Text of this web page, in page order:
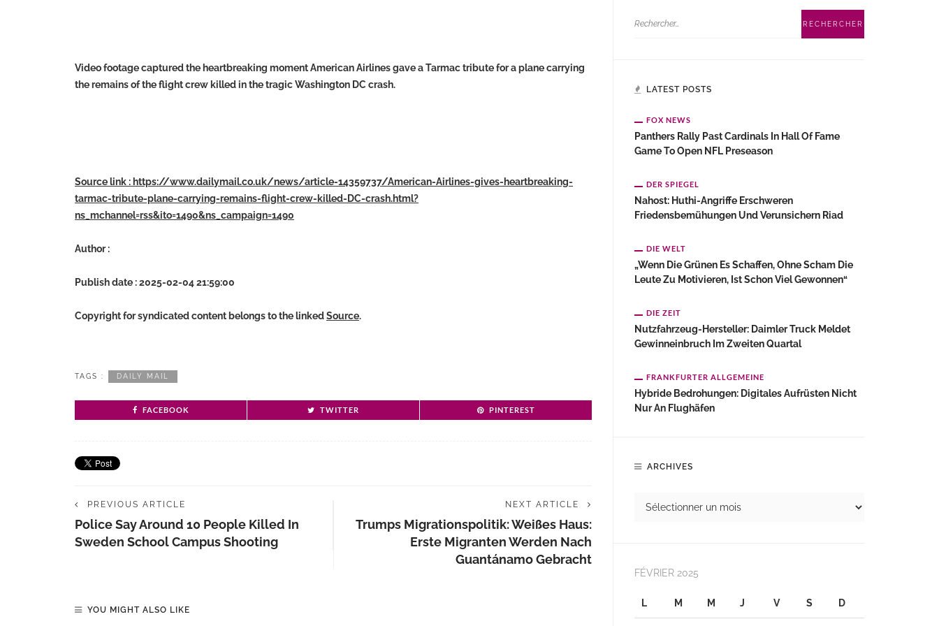
Video footage captured the heartbreaking moment American Airlines gave a Tarmac tribute for a plane carrying
the remains of the flight crew killed in the tragic Washington DC crash.
Source link : https://www.dailymail.co.uk/news/article-14359737/American-Airlines-gives-heartbreaking-
tarmac-tribute-plane-carrying-remains-flight-crew-killed-DC-crash.html?
ns_mchannel=rss&ito=1490&ns_campaign=1490
Author :
Publish date : 2025-02-04 21:59:00
Copyright for syndicated content belongs to the linkedSource.
TAGS : DAILY MAIL
FACEBOOK TWITTER PINTEREST
PREVIOUS ARTICLE
Police Say Around 10 People Killed In
Sweden School Campus Shooting
NEXT ARTICLE
Trumps Migrationspolitik: Weißes Haus:
Erste Migranten Werden Nach
Guantánamo Gebracht
YOU MIGHT ALSO LIKE
LATEST POSTS
FOX NEWS
Panthers Rally Past Cardinals In Hall Of Fame
Game To Open NFL Preseason
DER SPIEGEL
Nahost: Huthi-Angriffe Erschweren
Friedensbemühungen Und Verunsichern Riad
DIE WELT
„Wenn Die Grünen Es Schaffen, Ohne Scham Die
Leute Zu Motivieren, Ist Schon Viel Gewonnen“
DIE ZEIT
Nutzfahrzeug-Hersteller: Daimler Truck Meldet
Gewinneinbruch Im Zweiten Quartal
FRANKFURTER ALLGEMEINE
Hybride Bedrohungen: Digitales Aufrüsten Nicht
Nur An Flughäfen
ARCHIVES
FÉVRIER 2025
L M M J V S D